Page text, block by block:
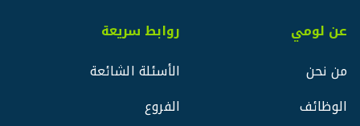
عن لومي
من نحن
الوظائف
روابط سريعة
الأسئلة الشائعة
الفروع